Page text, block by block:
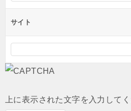
サイト
上に表示された文字を入力してく